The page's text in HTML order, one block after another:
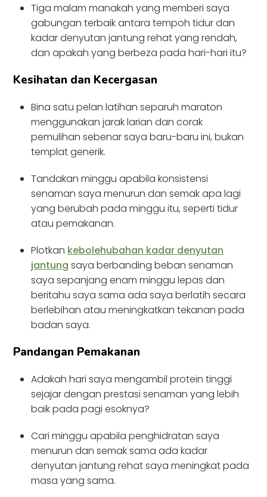
Tiga malam manakah yang memberi saya
gabungan terbaik antara tempoh tidur dan
kadar denyutan jantung rehat yang rendah,
dan apakah yang berbeza pada hari-hari itu?
Kesihatan dan Kecergasan
Bina satu pelan latihan separuh maraton
menggunakan jarak larian dan corak
pemulihan sebenar saya baru-baru ini, bukan
templat generik.
Tandakan minggu apabila konsistensi
senaman saya menurun dan semak apa lagi
yang berubah pada minggu itu, seperti tidur
atau pemakanan.
Plotkan kebolehubahan kadar denyutan
jantung saya berbanding beban senaman
saya sepanjang enam minggu lepas dan
beritahu saya sama ada saya berlatih secara
berlebihan atau meningkatkan tekanan pada
badan saya.
Pandangan Pemakanan
Adakah hari saya mengambil protein tinggi
sejajar dengan prestasi senaman yang lebih
baik pada pagi esoknya?
Cari minggu apabila penghidratan saya
menurun dan semak sama ada kadar
denyutan jantung rehat saya meningkat pada
masa yang sama.